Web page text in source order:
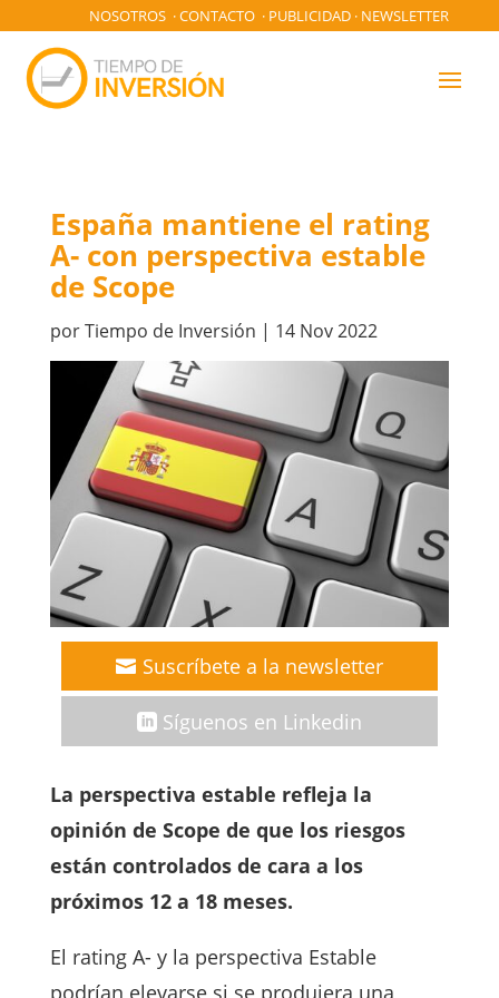
NOSOTROS ·CONTACTO · PUBLICIDAD · NEWSLETTER
España mantiene el rating
A- con perspectiva estable
de Scope
porTiempo de Inversión | 14 Nov 2022
Suscríbete a la newsletter
Síguenos en Linkedin
La perspectiva estable refleja la
opinión de Scope de que los riesgos
están controlados de cara a los
próximos 12 a 18 meses.
El rating A- y la perspectiva Estable
podrían elevarse si se produjera una